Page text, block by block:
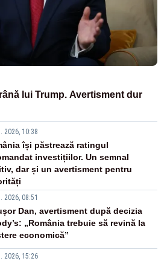
lui Trump. Avertisment dur
2026, 10:38
își păstrează ratingul
investițiilor. Un semnal
dar și un avertisment pentru
2026, 08:51
Dan, avertisment după decizia
„România trebuie să revină la
economică”
2026, 15:26